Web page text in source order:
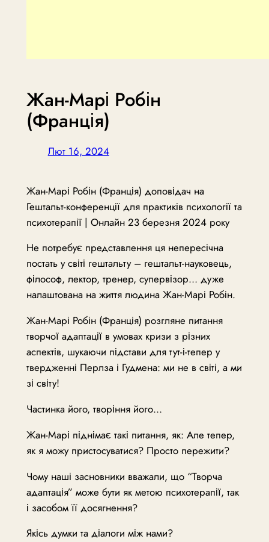
Жан-Марі Робін
(Франція)
Лют 16, 2024
Жан-Марі Робін (Франція) доповідач на
Гештальт-конференції для практиків психології та
психотерапії | Онлайн 23 березня 2024 року
Не потребує представлення ця непересічна
постать у світі гештальту – гештальт-науковець,
філософ, лектор, тренер, супервізор… дуже
налаштована на життя людина Жан-Марі Робін.
Жан-Марі Робін (Франція) розгляне питання
творчої адаптації в умовах кризи з різних
аспектів, шукаючи підстави для тут-і-тепер у
твердженні Перлза і Гудмена: ми не в світі, а ми
зі світу!
Частинка його, творіння його…
Жан-Марі піднімає такі питання, як: Але тепер,
як я можу пристосуватися? Просто пережити?
Чому наші засновники вважали, що “Творча
адаптація” може бути як метою психотерапії, так
і засобом її досягнення?
Якісь думки та діалоги між нами?